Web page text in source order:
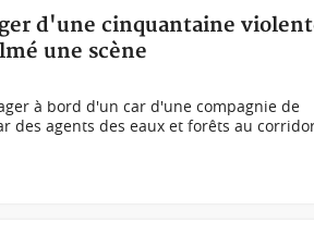
d'une cinquantaine
une scène
à bord d'un car d'une compagnie de
des agents des eaux et forêts au